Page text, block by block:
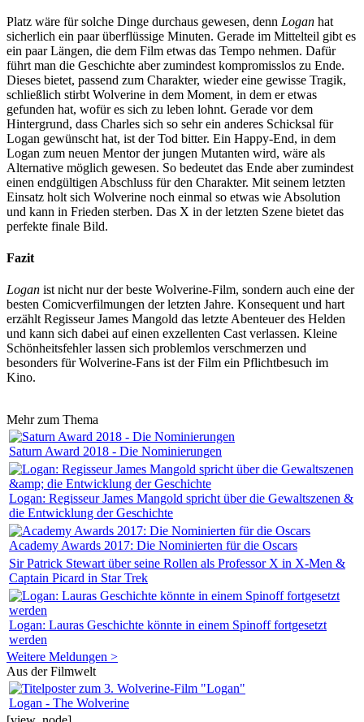
Platz wäre für solche Dinge durchaus gewesen, denn Logan hat
sicherlich ein paar überflüssige Minuten. Gerade im Mittelteil gibt es
ein paar Längen, die dem Film etwas das Tempo nehmen. Dafür
führt man die Geschichte aber zumindest kompromisslos zu Ende.
Dieses bietet, passend zum Charakter, wieder eine gewisse Tragik,
schließlich stirbt Wolverine in dem Moment, in dem er etwas
gefunden hat, wofür es sich zu leben lohnt. Gerade vor dem
Hintergrund, dass Charles sich so sehr ein anderes Schicksal für
Logan gewünscht hat, ist der Tod bitter. Ein Happy-End, in dem
Logan zum neuen Mentor der jungen Mutanten wird, wäre als
Alternative möglich gewesen. So bedeutet das Ende aber zumindest
einen endgültigen Abschluss für den Charakter. Mit seinem letzten
Einsatz holt sich Wolverine noch einmal so etwas wie Absolution
und kann in Frieden sterben. Das X in der letzten Szene bietet das
perfekte finale Bild.
Fazit
Logan ist nicht nur der beste Wolverine-Film, sondern auch eine der
besten Comicverfilmungen der letzten Jahre. Konsequent und hart
erzählt Regisseur James Mangold das letzte Abenteuer des Helden
und kann sich dabei auf einen exzellenten Cast verlassen. Kleine
Schönheitsfehler lassen sich problemlos verschmerzen und
besonders für Wolverine-Fans ist der Film ein Pflichtbesuch im
Kino.
Mehr zum Thema
Saturn Award 2018 - Die Nominierungen
Logan: Regisseur James Mangold spricht über die Gewaltszenen &
die Entwicklung der Geschichte
Academy Awards 2017: Die Nominierten für die Oscars
Sir Patrick Stewart über seine Rollen als Professor X in X-Men &
Captain Picard in Star Trek
Logan: Lauras Geschichte könnte in einem Spinoff fortgesetzt
werden
Weitere Meldungen >
Aus der Filmwelt
Logan - The Wolverine